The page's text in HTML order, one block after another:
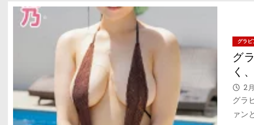
グラ
グ
く
2
グラ
ァン